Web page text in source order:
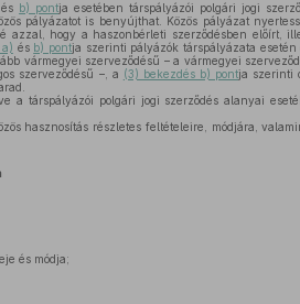
és b) pontja esetében társpályázói polgári jogi
pályázatot is benyújthat. Közös pályázat
azzal, hogy a haszonbérleti szerződésben előírt,
és b) pontja szerinti pályázók társpályázata esetén
vármegyei szerveződésű – a vármegyei
szerveződésű –, a (3) bekezdés b) pontja szerinti
a társpályázói polgári jogi szerződés alanyai
hasznosítás részletes feltételeire, módjára,
és módja;